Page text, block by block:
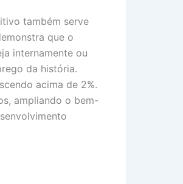
também serve
que o
internamente ou
da história.
acima de 2%.
ampliando o bem-